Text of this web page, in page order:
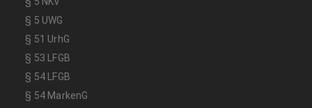
§ 5 UWG
§ 51 UrhG
§ 53 LFGB
§ 54 LFGB
§ 54 MarkenG